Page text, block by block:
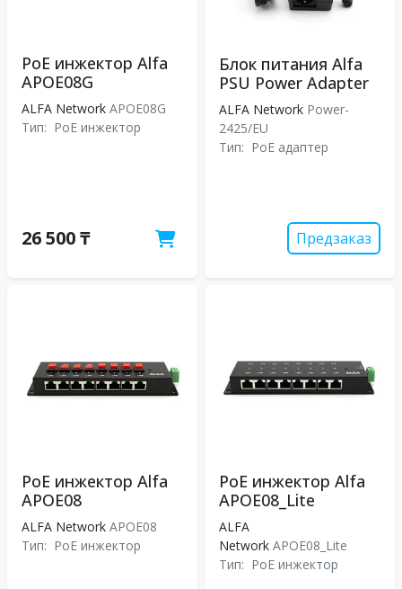
PoE инжектор Alfa
APOE08G
ALFA Network APOE08G
Тип: PoE инжектор
26 500 ₸
Блок питания Alfa
PSU Power Adapter
ALFA Network Power-
2425/EU
Тип: PoE адаптер
Предзаказ
PoE инжектор Alfa
APОE08
ALFA Network APОE08
Тип: PoE инжектор
PoE инжектор Alfa
APОE08_Lite
ALFA
Network APОE08_Lite
Тип: PoE инжектор